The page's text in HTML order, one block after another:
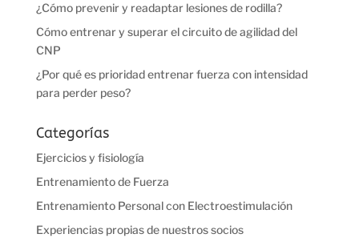
¿Cómo prevenir y readaptar lesiones de rodilla?
Cómo entrenar y superar el circuito de agilidad del
CNP
¿Por qué es prioridad entrenar fuerza con intensidad
para perder peso?
Categorías
Ejercicios y fisiología
Entrenamiento de Fuerza
Entrenamiento Personal con Electroestimulación
Experiencias propias de nuestros socios